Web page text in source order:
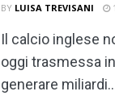
BY LUISA TREVISANI
Il calcio inglese
oggi trasmessa
generare